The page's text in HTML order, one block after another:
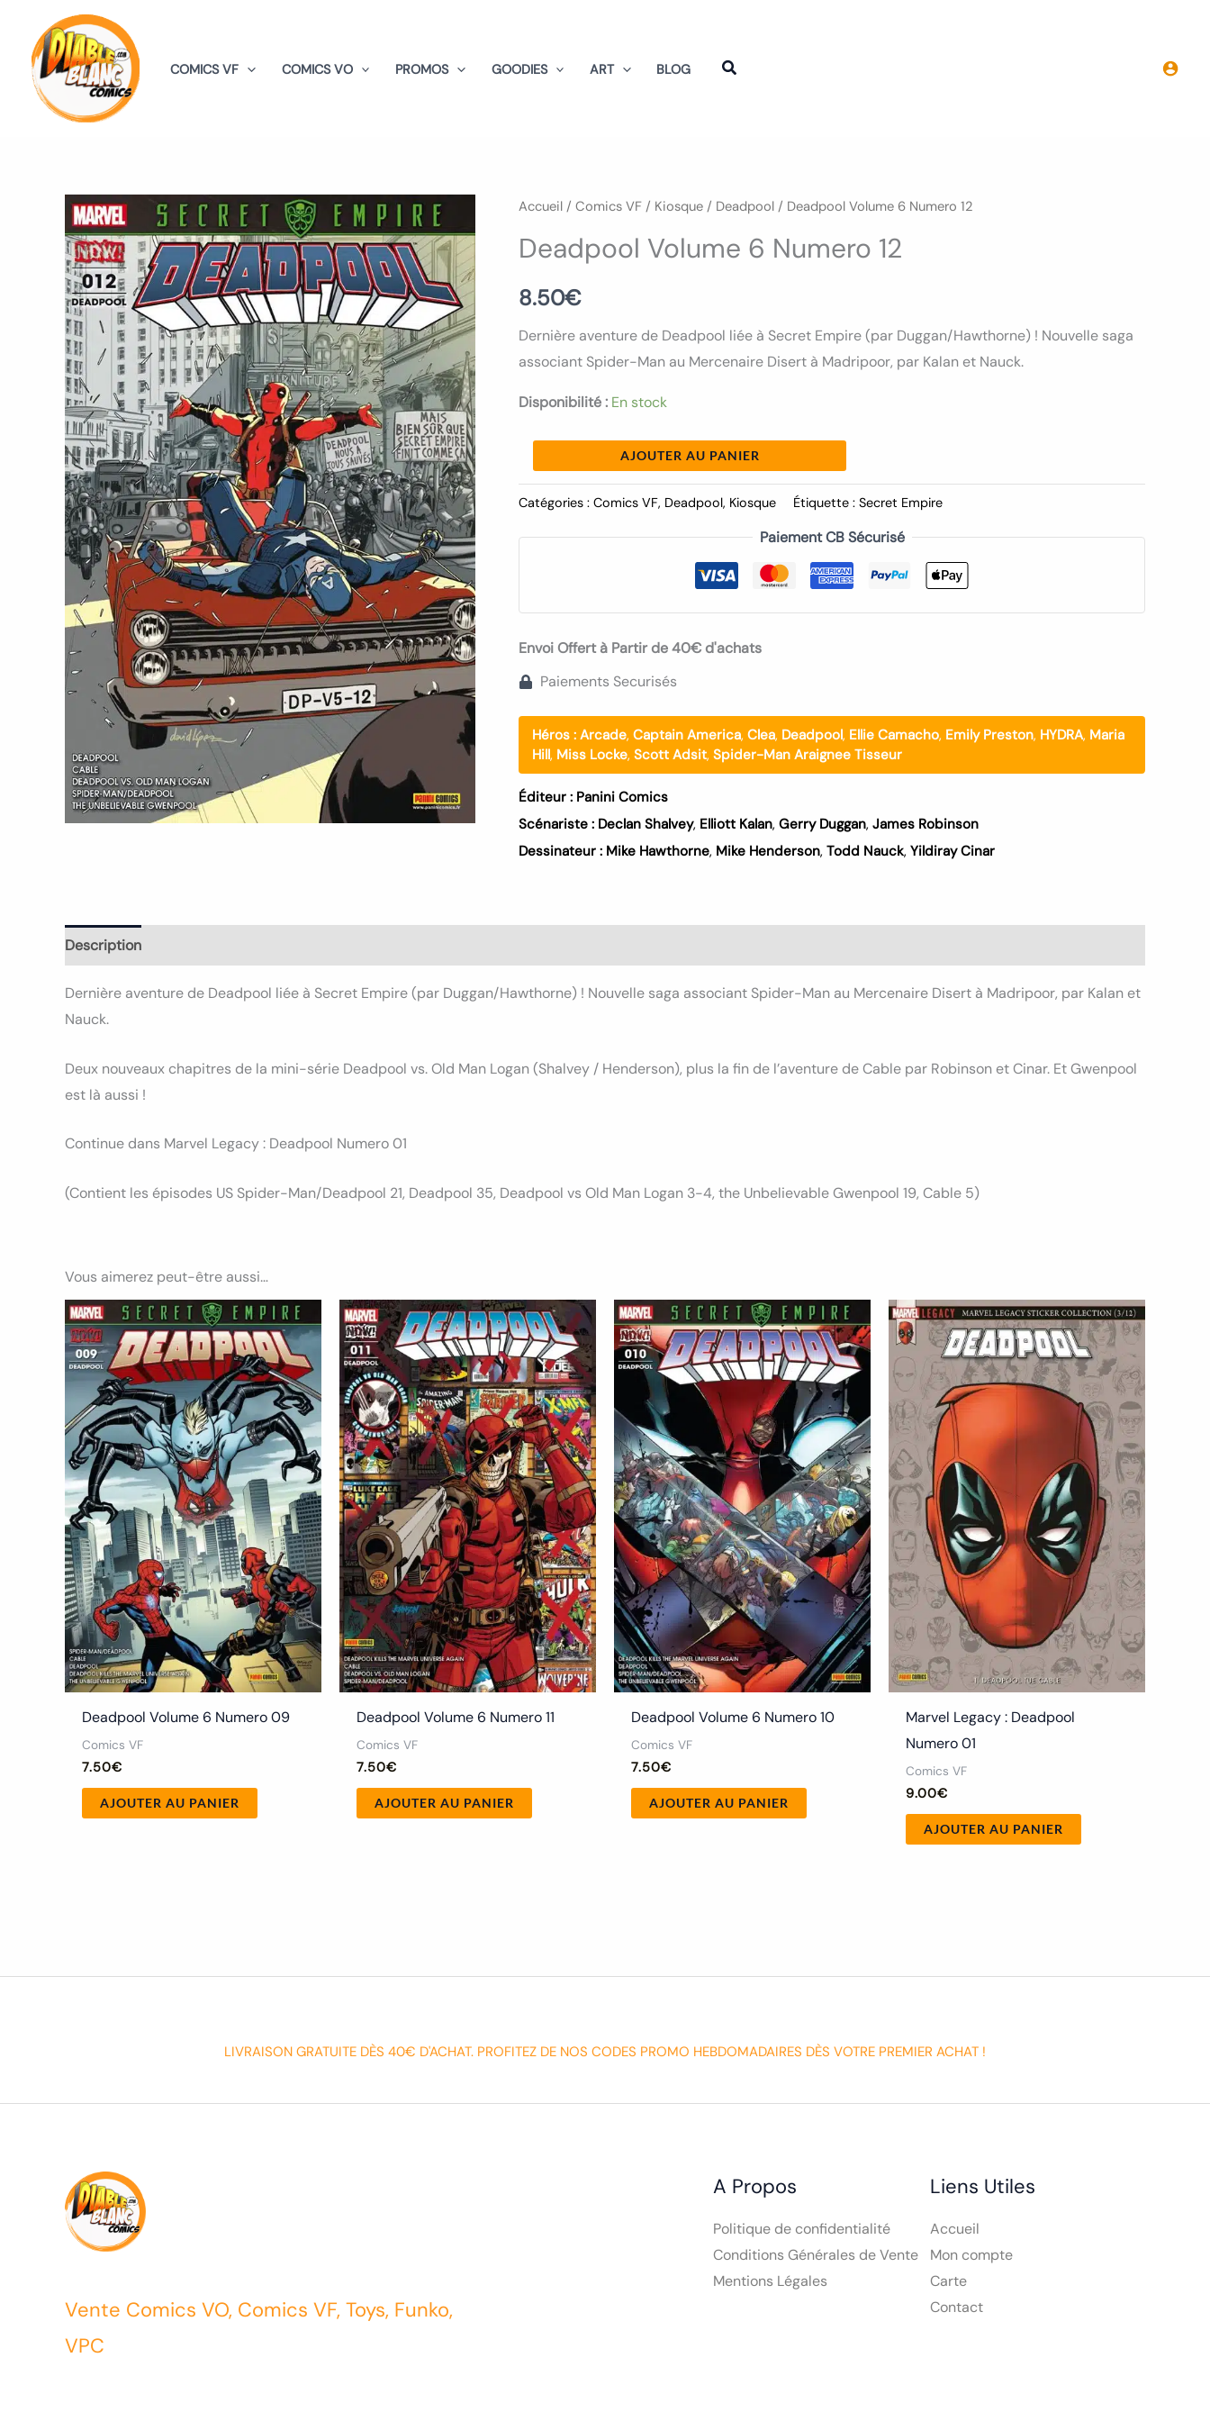
contenu
COMICS VF COMICS VO PROMOS GOODIES ART BLOG
Accueil / Comics VF / Kiosque / Deadpool / Deadpool Volume 6 Numero 12
Deadpool Volume 6 Numero 12
8.50€
Dernière aventure de Deadpool liée à Secret Empire (par Duggan/Hawthorne) ! Nouvelle saga
associant Spider-Man au Mercenaire Disert à Madripoor, par Kalan et Nauck.
Disponibilité : En stock
quantité
Deadpool
Volume
6
Numero
12
AJOUTER AU PANIER
Catégories : Comics VF, Deadpool, Kiosque Étiquette : Secret Empire
Paiement CB Sécurisé
Envoi Offert à Partir de 40€ d'achats
Paiements Securisés
Héros : Arcade, Captain America, Clea, Deadpool, Ellie Camacho, Emily Preston, HYDRA, Maria
Hill, Miss Locke, Scott Adsit, Spider-Man Araignee Tisseur
Éditeur : Panini Comics
Scénariste : Declan Shalvey, Elliott Kalan, Gerry Duggan, James Robinson
Dessinateur : Mike Hawthorne, Mike Henderson, Todd Nauck, Yildiray Cinar
Description
Dernière aventure de Deadpool liée à Secret Empire (par Duggan/Hawthorne) ! Nouvelle saga associant Spider-Man au Mercenaire Disert à Madripoor, par Kalan et
Nauck.
Deux nouveaux chapitres de la mini-série Deadpool vs. Old Man Logan (Shalvey / Henderson), plus la fin de l’aventure de Cable par Robinson et Cinar. Et Gwenpool
est là aussi !
Continue dans Marvel Legacy : Deadpool Numero 01
(Contient les épisodes US Spider-Man/Deadpool 21, Deadpool 35, Deadpool vs Old Man Logan 3-4, the Unbelievable Gwenpool 19, Cable 5)
Vous aimerez peut-être aussi…
Deadpool Volume 6 Numero 09
Comics VF
7.50€
AJOUTER AU PANIER
Deadpool Volume 6 Numero 11
Comics VF
7.50€
AJOUTER AU PANIER
Deadpool Volume 6 Numero 10
Comics VF
7.50€
AJOUTER AU PANIER
Marvel Legacy : Deadpool
Numero 01
Comics VF
9.00€
AJOUTER AU PANIER
LIVRAISON GRATUITE DÈS 40€ D'ACHAT. PROFITEZ DE NOS CODES PROMO HEBDOMADAIRES DÈS VOTRE PREMIER ACHAT !
Vente Comics VO, Comics VF, Toys, Funko,
VPC
A Propos
Politique de confidentialité
Conditions Générales de Vente
Mentions Légales
Liens Utiles
Accueil
Mon compte
Carte
Contact